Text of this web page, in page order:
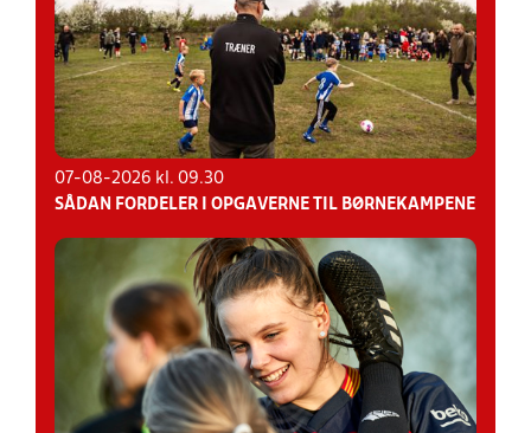
07-08-2026 kl. 09.30
SÅDAN FORDELER I OPGAVERNE TIL BØRNEKAMPENE